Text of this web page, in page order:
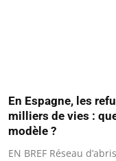
En Espagne, les
milliers de vies :
modèle ?
EN BREF Réseau